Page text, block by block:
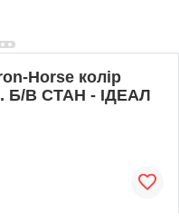
Horse колір
Б/В СТАН - ІДЕАЛ